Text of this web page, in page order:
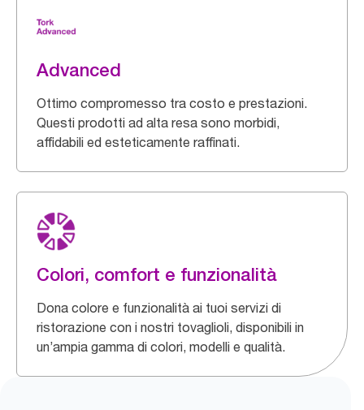
Advanced
Ottimo compromesso tra costo e prestazioni.
Questi prodotti ad alta resa sono morbidi,
affidabili ed esteticamente raffinati.
Colori, comfort e funzionalità
Dona colore e funzionalità ai tuoi servizi di
ristorazione con i nostri tovaglioli, disponibili in
un’ampia gamma di colori, modelli e qualità.